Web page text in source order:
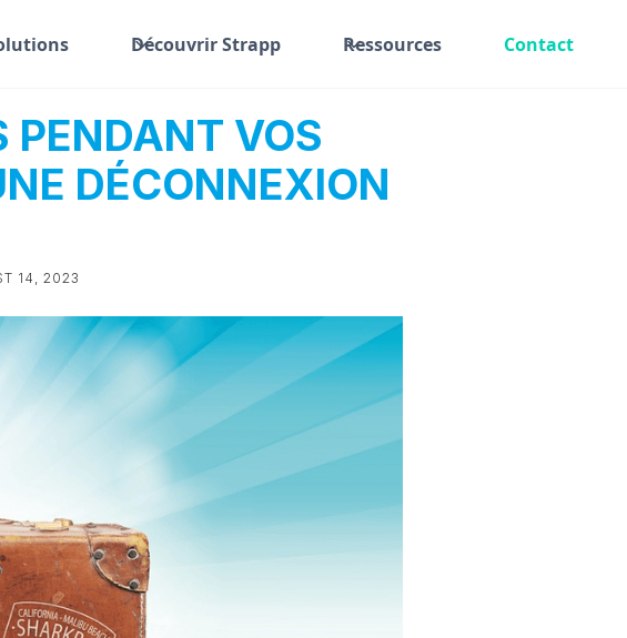
Découvrir Strapp Ressources Contact
PENDANT VOS
DÉCONNEXION
14, 2023